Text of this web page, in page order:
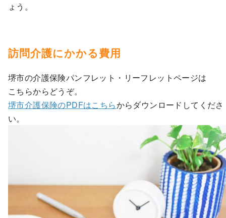
ょう。
訪問介護にかかる費用
堺市の介護保険パンフレット・リーフレットページは
こちらからどうぞ。
堺市介護保険のPDFはこちらからダウンロードしてくださ
い。